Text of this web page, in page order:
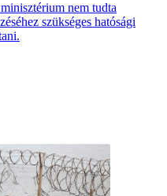
nem tudta
szükséges hatósági